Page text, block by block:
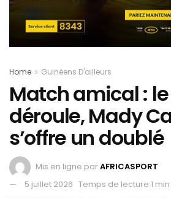
Home Guinéens D'ailleurs
Match amical : le
déroule, Mady
s’offre un doublé
Mis en ligne parAFRICASPORT
5 juillet 2026 Temps de lecture:1